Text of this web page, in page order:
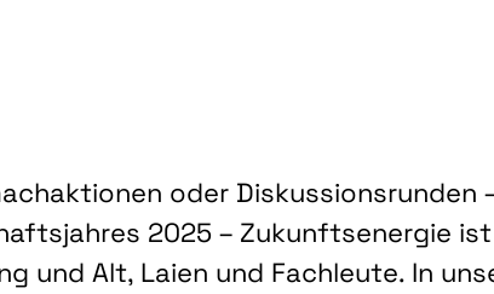
oder Diskussionsrunden
2025 – Zukunftsenergie
und Alt, Laien und Fachleute. In